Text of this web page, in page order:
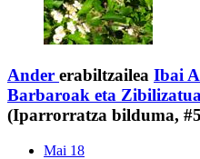
Ander erabiltzailea Ibai
Barbaroak eta
(Iparrorratza bilduma,
Mai 18